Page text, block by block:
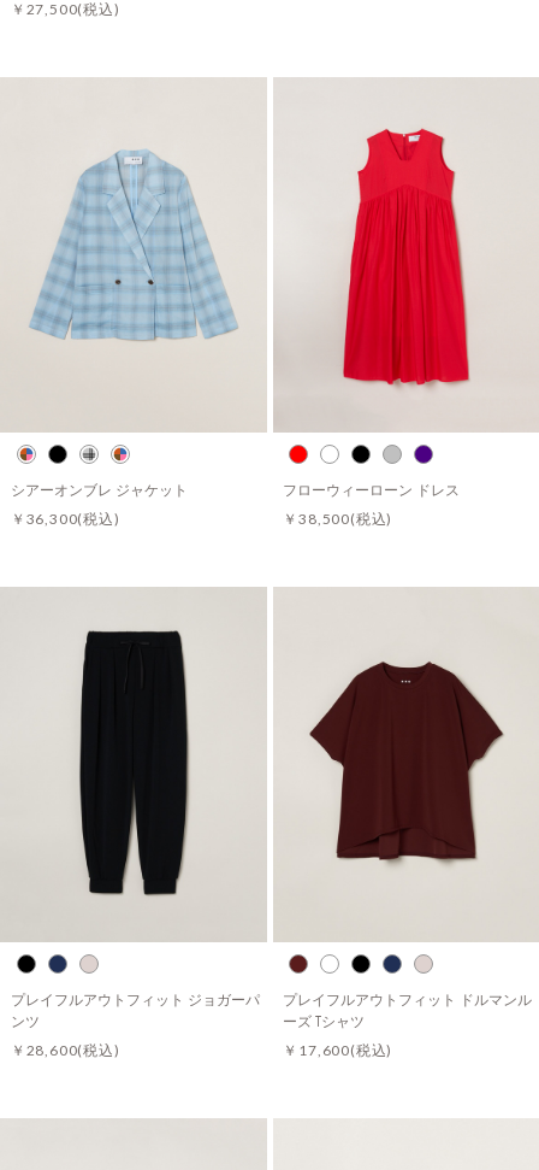
￥27,500(税込)
シアーオンブレ ジャケット
￥36,300(税込)
フローウィーローン ドレス
￥38,500(税込)
プレイフルアウトフィット ジョガーパ
ンツ
￥28,600(税込)
プレイフルアウトフィット ドルマンル
ーズ Tシャツ
￥17,600(税込)